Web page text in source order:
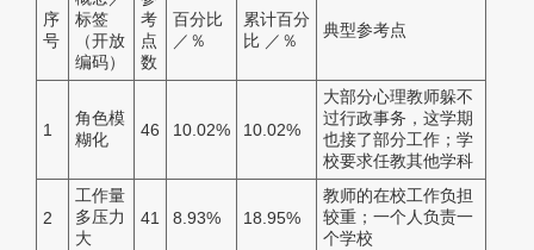
序
号
标签
（开放
编码）
考
点
数
百分比
／％
累计百分
比 ／％
典型参考点
1
角色模
糊化
46 10.02% 10.02%
大部分心理教师躲不
过行政事务，这学期
也接了部分工作；学
校要求任教其他学科
2
工作量
多压力
大
41 8.93% 18.95%
教师的在校工作负担
较重；一个人负责一
个学校